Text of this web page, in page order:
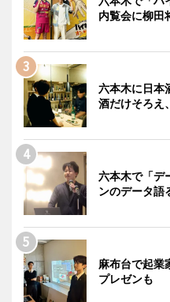
内覧会に柳田
六本木に日
酒だけそろえ
六本木で「
ンのデータ語
麻布台で起
プレゼンも